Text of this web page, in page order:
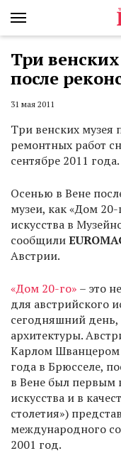
Три
после
31 мая 2011
Три венских музея
ремонтных работ
сентябре 2011 года.
Осенью в Вене
музеи, как «Дом
искусства в
сообщили
Австрии.
«Дом 20-го» – это
для австрийского
сегодняшний
архитектуры.
Карлом Шванцером
года в Брюсселе,
в Вене был первым
искусства и в
столетия»)
международного
2001 год.